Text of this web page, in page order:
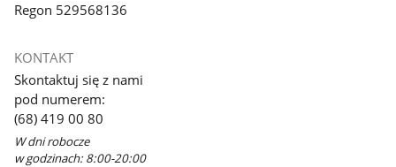
Regon 529568136
KONTAKT
Skontaktuj się z nami
pod numerem:
(68) 419 00 80
W dni robocze
w godzinach: 8:00-20:00